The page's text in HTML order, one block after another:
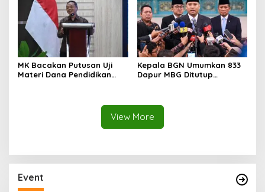
MK Bacakan Putusan Uji
Materi Dana Pendidikan
Kepala BGN Umumkan 833
Dapur MBG Ditutup
View More
Event